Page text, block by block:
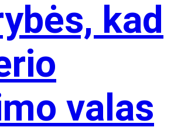
valas
ilgiau